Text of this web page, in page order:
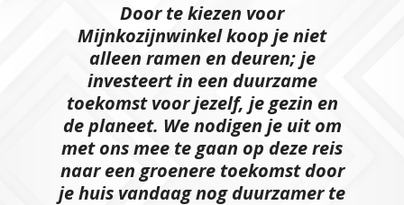
Door te kiezen voor
Mijnkozijnwinkel koop je niet
alleen ramen en deuren; je
investeert in een duurzame
toekomst voor jezelf, je gezin en
de planeet. We nodigen je uit om
met ons mee te gaan op deze reis
naar een groenere toekomst door
je huis vandaag nog duurzamer te